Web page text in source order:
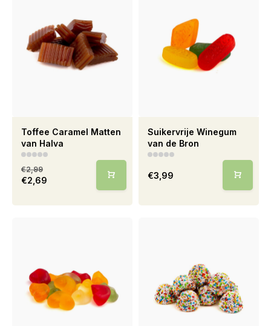
Toffee Caramel Matten
van Halva
€2,99
€2,69
Suikervrije Winegum
van de Bron
€3,99